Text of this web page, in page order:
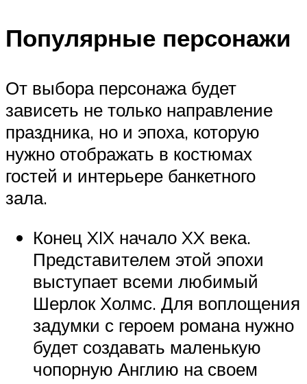
Популярные персонажи
От выбора персонажа будет
зависеть не только направление
праздника, но и эпоха, которую
нужно отображать в костюмах
гостей и интерьере банкетного
зала.
Конец XIX начало XX века.
Представителем этой эпохи
выступает всеми любимый
Шерлок Холмс. Для воплощения
задумки с героем романа нужно
будет создавать маленькую
чопорную Англию на своем